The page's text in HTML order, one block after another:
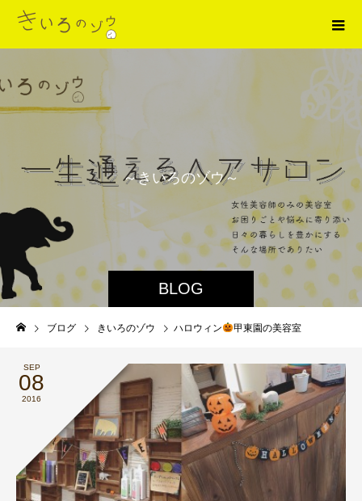
BLOG
～きいろのゾウ～
ブログ きいろのゾウ ハロウィン 甲東園の美容室
SEP
08
2016